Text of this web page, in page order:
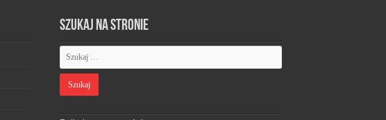
Szukaj na stronie